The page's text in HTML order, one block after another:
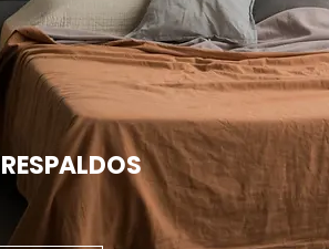
RESPALDOS